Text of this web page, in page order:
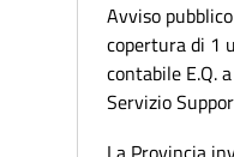
Avviso
copertura di 1
contabile E.Q.
Servizio